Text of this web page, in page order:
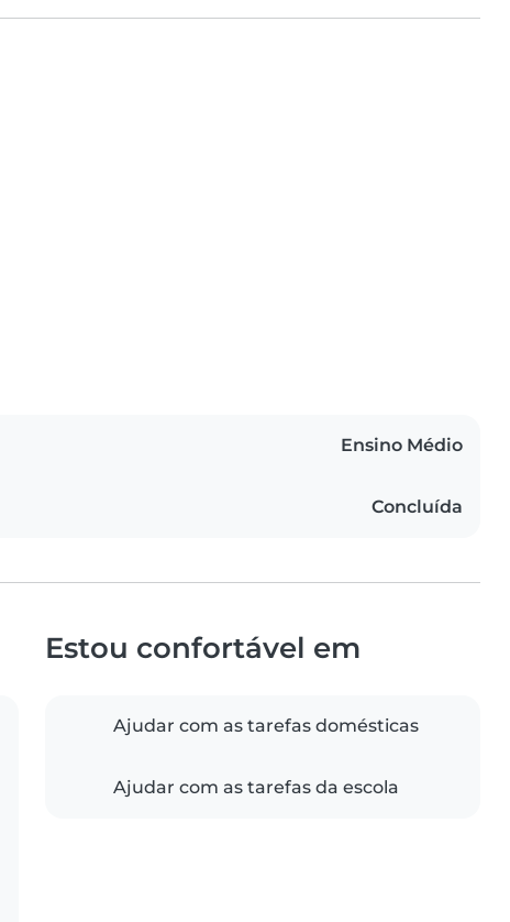
Ensino Médio
Concluída
Estou confortável em
Ajudar com as tarefas domésticas
Ajudar com as tarefas da escola